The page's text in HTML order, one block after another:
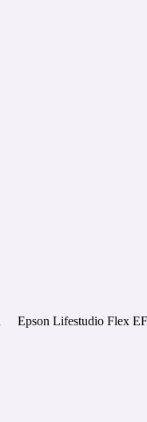
Epson Lifestudio Flex